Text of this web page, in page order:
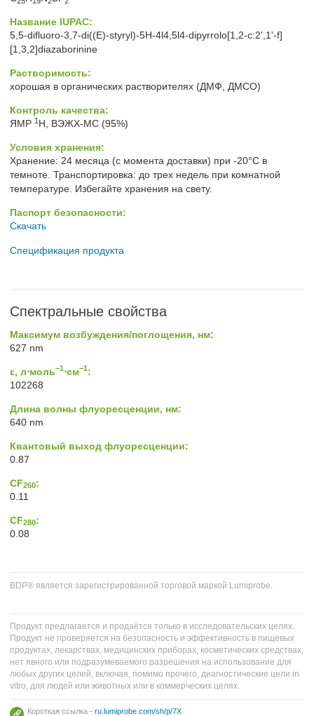
Название IUPAC:
5,5-difluoro-3,7-di((E)-styryl)-5H-4l4,5l4-dipyrrolo[1,2-c:2',1'-f]
[1,3,2]diazaborinine
Растворимость:
хорошая в органических растворителях (ДМФ, ДМСО)
Контроль качества:
ЯМР 1 H, ВЭЖХ-МС (95%)
Условия хранения:
Хранение: 24 месяца (с момента доставки) при -20°C в
темноте. Транспортировка: до трех недель при комнатной
температуре. Избегайте хранения на свету.
Паспорт безопасности:
Скачать
Спецификация продукта
Спектральные свойства
Максимум возбуждения/поглощения, нм:
627 nm
ε, л⋅моль−1⋅см−1:
102268
Длина волны флуоресценции, нм:
640 nm
Квантовый выход флуоресценции:
0.87
CF260:
0.11
CF280:
0.08
BDP® является зарегистрированной торговой маркой Lumiprobe.
Продукт предлагается и продаётся только в исследовательских целях.
Продукт не проверяется на безопасность и эффективность в пищевых
продуктах, лекарствах, медицинских приборах, косметических средствах,
нет явного или подразумеваемого разрешения на использование для
любых других целей, включая, помимо прочего, диагностические цели in
vitro, для людей или животных или в коммерческих целях.
Короткая ссылка - ru.lumiprobe.com/sh/p/7X